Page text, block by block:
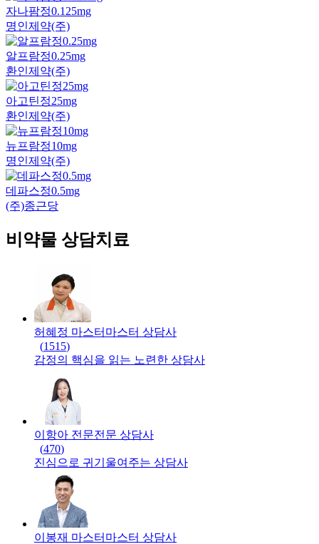
자나팜정0.125mg
명인제약(주)
알프람정0.25mg
환인제약(주)
아고틴정25mg
환인제약(주)
뉴프람정10mg
명인제약(주)
데파스정0.5mg
(주)종근당
비약물 상담치료
허혜정 마스터 마스터 상담사
(1515)
감정의 핵심을 읽는 노련한 상담사
이항아 전문전문 상담사
(470)
진심으로 귀기울여주는 상담사
이봉재 마스터 마스터 상담사